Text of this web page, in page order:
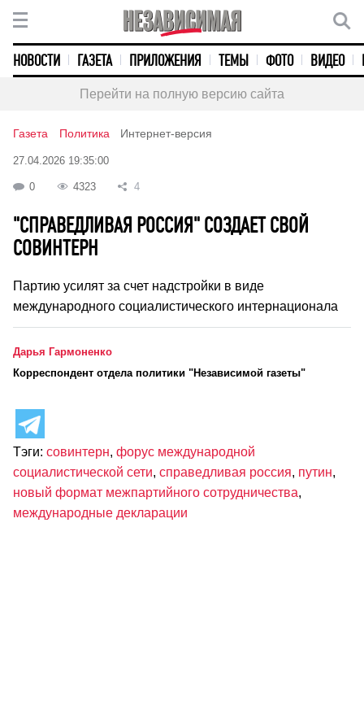
НОВОСТИ ГАЗЕТА ПРИЛОЖЕНИЯ ТЕМЫ ФОТО ВИДЕО
Перейти на полную версию сайта
Газета Политика Интернет-версия
27.04.2026 19:35:00
0 4323 4
"СПРАВЕДЛИВАЯ РОССИЯ" СОЗДАЕТ СВОЙ
СОВИНТЕРН
Партию усилят за счет надстройки в виде
международного социалистического интернационала
Дарья Гармоненко
Корреспондент отдела политики "Независимой газеты"
Тэги: совинтерн, форус международной
социалистической сети, справедливая россия, путин,
новый формат межпартийного сотрудничества,
международные декларации